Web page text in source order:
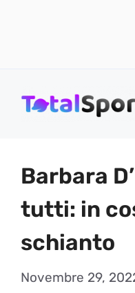
Barbara
tutti: in
schianto
Novembre 29,